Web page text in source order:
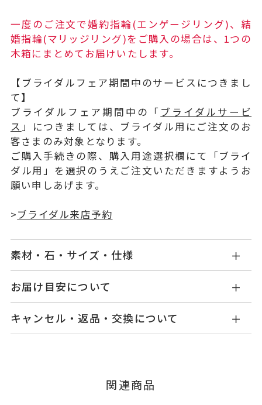
一度のご注文で婚約指輪(エンゲージリング)、結
婚指輪(マリッジリング)をご購入の場合は、1つの
木箱にまとめてお届けいたします。
【ブライダルフェア期間中のサービスにつきまし
て】
ブライダルフェア期間中の「 ブライダルサービ
ス 」につきましては、ブライダル用にご注文のお
客さまのみ対象となります。
ご購入手続きの際、購入用途選択欄にて「ブライ
ダル用」を選択のうえご注文いただきますようお
願い申しあげます。
>ブライダル来店予約
素材・石・サイズ・仕様
品番
GL1416E202WDM9H
素材
Pt999
石
ダイヤモンド 0.20～0.229ct
お届け目安について
てご案内いたします。
詳しくはこちら
キャンセル・返品・交換について
ージの購入履歴一覧よりご注文状況をご確認いた
関連商品